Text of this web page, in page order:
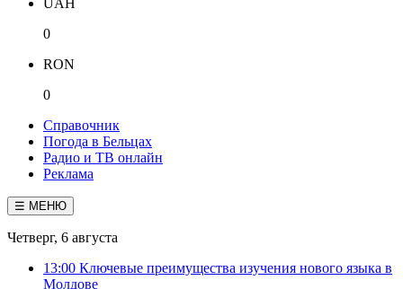
UAH
0
RON
0
Справочник
Погода в Бельцах
Радио и ТВ онлайн
Реклама
☰ МЕНЮ
Четверг, 6 августа
13:00 Ключевые преимущества изучения нового языка в
Молдове